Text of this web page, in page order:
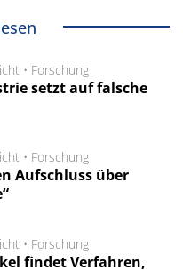
• Forschung
setzt auf falsche
• Forschung
Aufschluss über
• Forschung
findet Verfahren,